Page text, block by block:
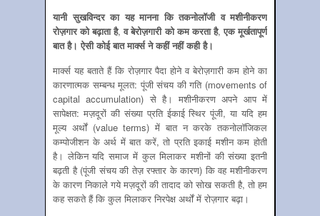
यानी सुखविन्‍दर का यह मानना कि तकनोलॉजी व मशीनीकरण
रोज़गार को बढ़ाता है,व बेरोज़गारी को कम करता है, एक मूर्खतापूर्ण
बात है। ऐसी कोई बात मार्क्‍स ने कहीं नहीं कही है।
मार्क्‍स यह बताते हैं कि रोज़गार पैदा होने व बेरोज़गारी कम होने का
कारणात्‍मक सम्‍बन्‍ध मूलत: पूंजी संचय की गति (movements of
capital accumulation) से है। मशीनीकरण अपने आप में
सापेक्षत: मज़दूरों की संख्‍या प्रति ईकाई स्थिर पूंजी, या यदि हम
मूल्‍य अर्थों (value terms) में बात न करके तकनोलॉजिकल
कम्‍पोजीशन के अर्थ में बात करें, तो प्रति इकाई मशीन कम होती
है। लेकिन यदि समाज में कुल मिलाकर मशीनों की संख्‍या इतनी
बढ़ती है (पूंजी संचय की तेज़ रफ्तार के कारण) कि वह मशीनीकरण
के कारण निकाले गये मज़दूरों की तादाद को सोख सकती है, तो हम
कह सकते हैं कि कुल मिलाकर निरपेक्ष अर्थों में रोज़गार बढ़ा।